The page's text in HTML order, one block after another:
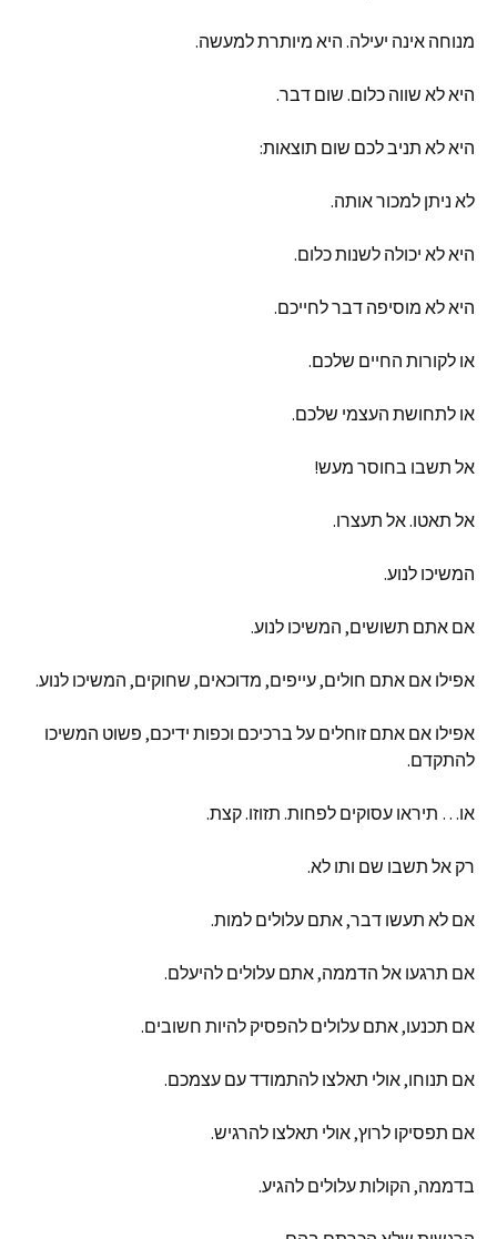
מנוחה אינה יעילה. היא מיותרתלמעשה.
היאלא שווה כלום. שום דבר.
היאלא תניבלכם שום תוצאות:
לא ניתן למכוראותה.
היאלא יכולה לשנותכלום.
היאלא מוסיפה דברלחייכם.
או לקורות החיים שלכם.
או לתחושת העצמי שלכם.
אל תשבו בחוסר מעש!
אל תאטו.אל תעצרו.
המשיכו לנוע.
אם אתם תשושים, המשיכו לנוע.
אפילו אם אתם חולים,עייפים, מדוכאים, שחוקים, המשיכו לנוע.
אפילו אם אתם זוחלים על ברכיכם וכפות ידיכם, פשוט המשיכו
להתקדם.
או… תיראו עסוקים לפחות. תזוזו.קצת.
רק אל תשבו שם ותו לא.
אם לא תעשו דבר,אתם עלולים למות.
אם תרגעו אל הדממה,אתם עלולים להיעלם.
אם תכנעו,אתם עלולים להפסיק להיות חשובים.
אם תנוחו,אולי תאלצו להתמודדעם עצמכם.
אם תפסיקו לרוץ,אולי תאלצו להרגיש.
בדממה, הקולותעלולים להגיע.